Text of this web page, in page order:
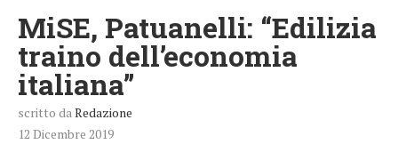
MiSE, Patuanelli: “Edilizia
traino dell’economia
italiana”
scritto da Redazione
12 Dicembre 2019